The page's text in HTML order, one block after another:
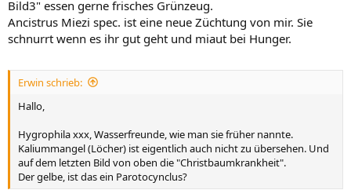
Bild3" essen gerne frisches Grünzeug.
Ancistrus Miezi spec. ist eine neue Züchtung von mir. Sie
schnurrt wenn es ihr gut geht und miaut bei Hunger.
Erwin schrieb:
Hallo,
Hygrophila xxx, Wasserfreunde, wie man sie früher nannte.
Kaliummangel (Löcher) ist eigentlich auch nicht zu übersehen. Und
auf dem letzten Bild von oben die "Christbaumkrankheit".
Der gelbe, ist das ein Parotocynclus?